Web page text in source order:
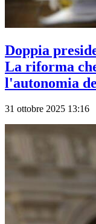
Doppia
La riforma
l'autonomia
31 ottobre 2025 13:16